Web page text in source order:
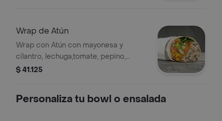
Wrap de Atún
Wrap con Atún con mayonesa y
cilantro, lechuga,tomate, pepino,
zanahoria, pico de gallo, maíz y
elijas.
$ 41.125
Personaliza tu bowl o ensalada